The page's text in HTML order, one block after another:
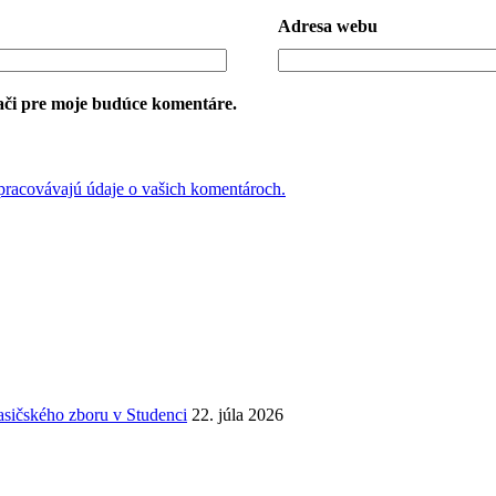
Adresa webu
pre moje budúce komentáre.
údaje o vašich komentároch.
zboru v Studenci 22. júla 2026